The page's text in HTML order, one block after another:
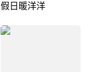
假日暖洋洋